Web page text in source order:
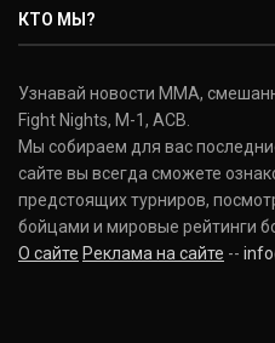
КТО МЫ?
Узнавай новости ММА,
Fight Nights, M-1, ACB.
Мы собираем для вас
сайте вы всегда сможете
предстоящих турниров,
бойцами и мировые рейтинги
О сайте Реклама на сайте --